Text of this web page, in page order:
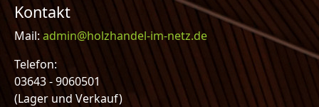
Kontakt
Mail: admin@holzhandel-im-netz.de
Telefon:
03643 - 9060501
(Lager und Verkauf)